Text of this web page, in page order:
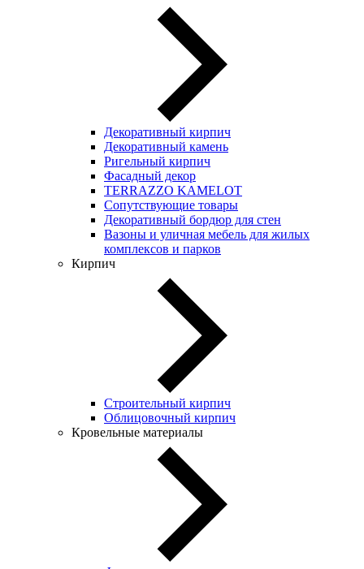
Декоративный кирпич
Декоративный камень
Ригельный кирпич
Фасадный декор
TERRAZZO KAMELOT
Сопутствующие товары
Декоративный бордюр для стен
Вазоны и уличная мебель для жилых
комплексов и парков
Кирпич
Строительный кирпич
Облицовочный кирпич
Кровельные материалы